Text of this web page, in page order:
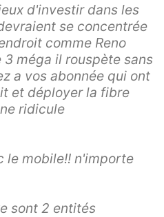
d'investir dans les
se concentrée
comme Reno
méga il rouspète sans
a vos abonnée qui ont
et déployer la fibre
ridicule
le mobile!! n'importe
sont 2 entités